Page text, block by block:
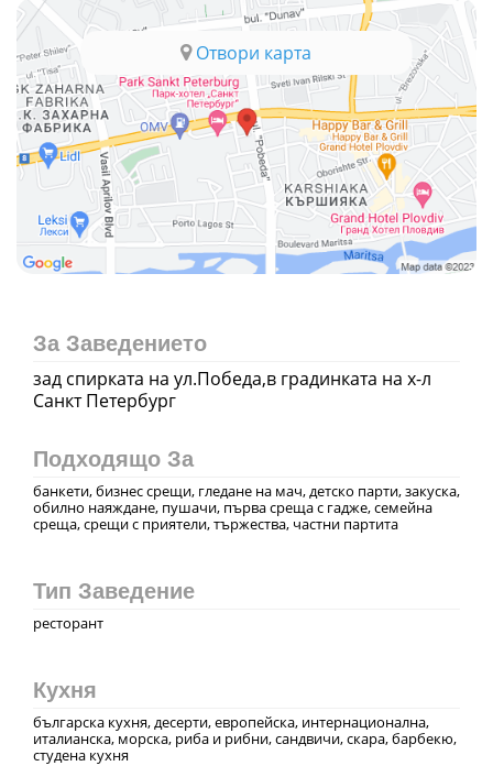
Отвори карта
За Заведението
зад спирката на ул.Победа,в градинката на х-л
Санкт Петербург
Подходящо За
банкети, бизнес срещи, гледане на мач, детско парти, закуска,
обилно наяждане, пушачи, първа среща с гадже, семейна
среща, срещи с приятели, тържества, частни партита
Тип Заведение
ресторант
Кухня
българска кухня, десерти, европейска, интернационална,
италианска, морска, риба и рибни, сандвичи, скара, барбекю,
студена кухня